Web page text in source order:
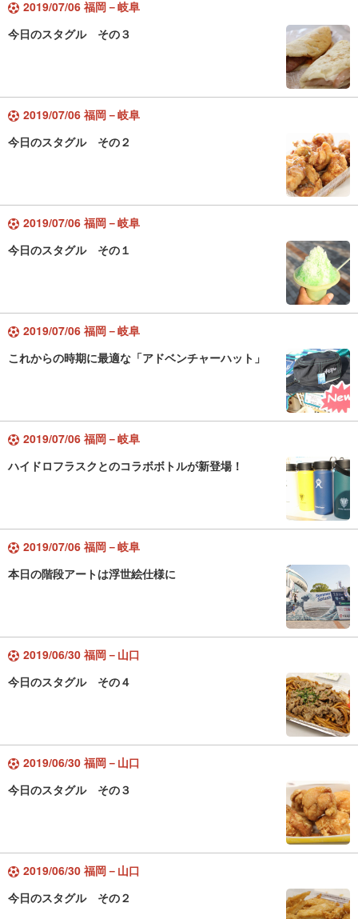
2019/07/06 福岡－岐阜
今日のスタグル その３
2019/07/06 福岡－岐阜
今日のスタグル その２
2019/07/06 福岡－岐阜
今日のスタグル その１
2019/07/06 福岡－岐阜
これからの時期に最適な「アドベンチャーハット」
2019/07/06 福岡－岐阜
ハイドロフラスクとのコラボボトルが新登場！
2019/07/06 福岡－岐阜
本日の階段アートは浮世絵仕様に
2019/06/30 福岡－山口
今日のスタグル その４
2019/06/30 福岡－山口
今日のスタグル その３
2019/06/30 福岡－山口
今日のスタグル その２